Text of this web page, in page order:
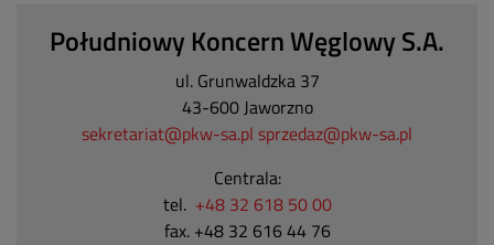
Południowy Koncern Węglowy S.A.
ul. Grunwaldzka 37
43-600 Jaworzno
sekretariat@pkw-sa.pl sprzedaz@pkw-sa.pl
Centrala:
tel. +48 32 618 50 00
fax. +48 32 616 44 76